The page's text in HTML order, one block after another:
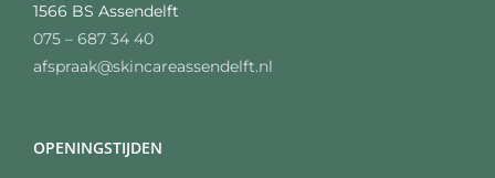
1566 BS Assendelft
075 – 687 34 40
afspraak@skincareassendelft.nl
OPENINGSTIJDEN